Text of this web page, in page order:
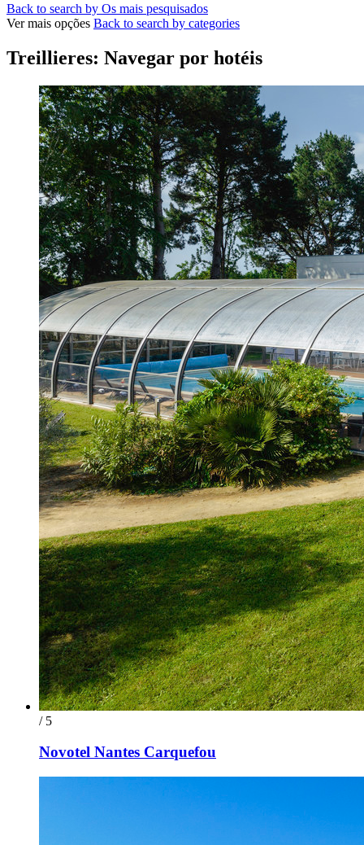
Back to search by Os mais pesquisados
Ver mais opções Back to search by categories
Treillieres: Navegar por hotéis
/ 5
Novotel Nantes Carquefou